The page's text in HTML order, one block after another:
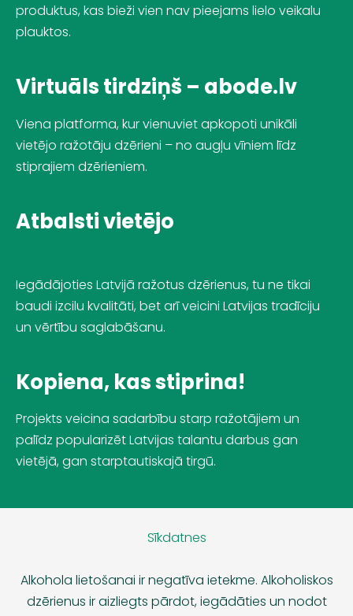
produktus, kas bieži vien nav pieejams lielo veikalu
plauktos.
Virtuāls tirdziņš – abode.lv
Viena platforma, kur vienuviet apkopoti unikāli
vietējo ražotāju dzērieni – no augļu vīniem līdz
stiprajiem dzērieniem.
Atbalsti vietējo
Iegādājoties Latvijā ražotus dzērienus, tu ne tikai
baudi izcilu kvalitāti, bet arī veicini Latvijas tradīciju
un vērtību saglabāšanu.
Kopiena, kas stiprina!
Projekts veicina sadarbību starp ražotājiem un
palīdz popularizēt Latvijas talantu darbus gan
vietējā, gan starptautiskajā tirgū.
Sīkdatnes
Alkohola lietošanai ir negatīva ietekme. Alkoholiskos
dzērienus ir aizliegts pārdot, iegādāties un nodot